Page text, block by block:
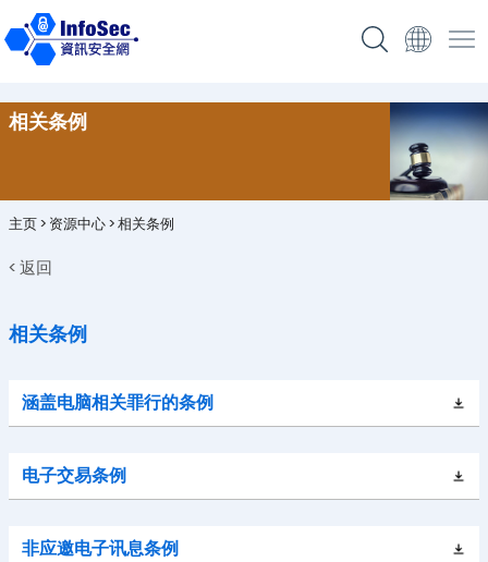
相关条例
主页> 资源中心>相关条例
< 返回
相关条例
涵盖电脑相关罪行的条例
电子交易条例
非应邀电子讯息条例